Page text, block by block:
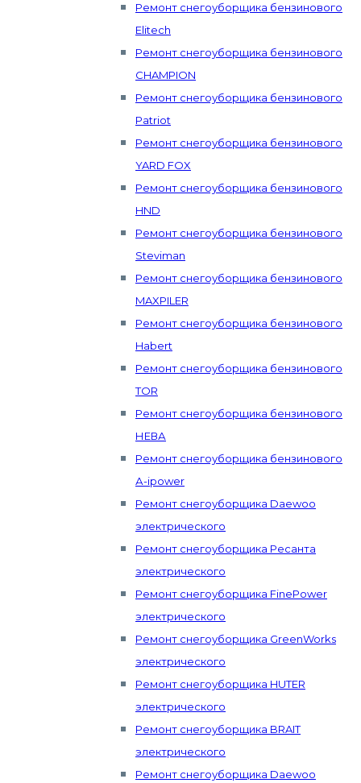
Ремонт снегоуборщика бензинового
Elitech
Ремонт снегоуборщика бензинового
CHAMPION
Ремонт снегоуборщика бензинового
Patriot
Ремонт снегоуборщика бензинового
YARD FOX
Ремонт снегоуборщика бензинового
HND
Ремонт снегоуборщика бензинового
Steviman
Ремонт снегоуборщика бензинового
MAXPILER
Ремонт снегоуборщика бензинового
Habert
Ремонт снегоуборщика бензинового
TOR
Ремонт снегоуборщика бензинового
НЕВА
Ремонт снегоуборщика бензинового
А-ipower
Ремонт снегоуборщика Daewoo
электрического
Ремонт снегоуборщика Ресанта
электрического
Ремонт снегоуборщика FinePower
электрического
Ремонт снегоуборщика GreenWorks
электрического
Ремонт снегоуборщика HUTER
электрического
Ремонт снегоуборщика BRAIT
электрического
Ремонт снегоуборщика Daewoo